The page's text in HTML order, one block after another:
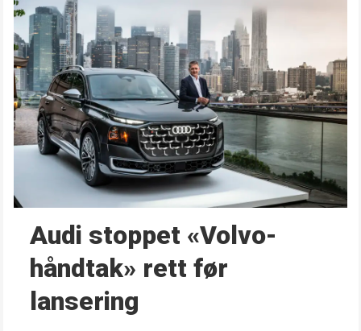
Audi stoppet «Volvo-
håndtak» rett før
lansering